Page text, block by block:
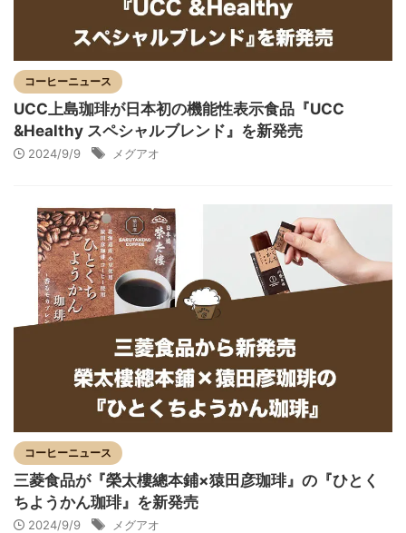
コーヒーニュース
UCC上島珈琲が日本初の機能性表示食品『UCC
&Healthy スペシャルブレンド』を新発売
2024/9/9 メグアオ
コーヒーニュース
三菱食品が『榮太樓總本鋪×猿田彦珈琲』の『ひとく
ちようかん珈琲』を新発売
2024/9/9 メグアオ